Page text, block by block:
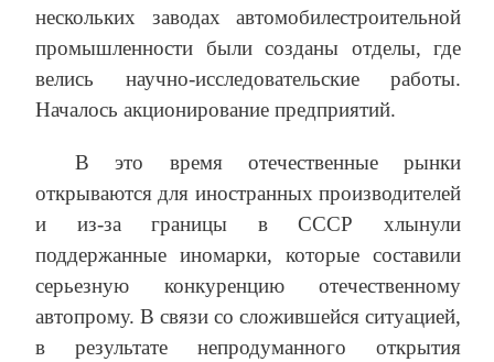
нескольких заводах автомобилестроительной
промышленности были созданы отделы, где
велись научно-исследовательские работы.
Началось акционирование предприятий.
В это время отечественные рынки
открываются для иностранных производителей
и из-за границы в СССР хлынули
поддержанные иномарки, которые составили
серьезную конкуренцию отечественному
автопрому. В связи со сложившейся ситуацией,
в результате непродуманного открытия